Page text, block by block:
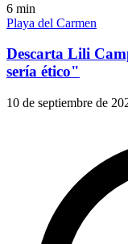
6 min
Playa del Carmen
Descarta Lili
sería ético"
10 de septiembre de